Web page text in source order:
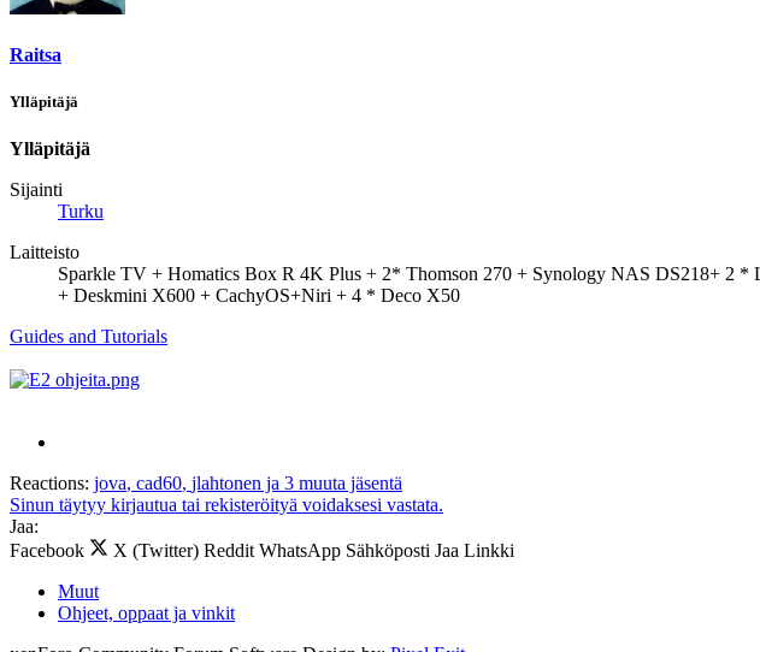
Raitsa
Ylläpitäjä
Ylläpitäjä
Sijainti
Turku
Laitteisto
Sparkle TV + Homatics Box R 4K Plus + 2* Thomson 270 + Synology NAS DS218+ 2
+ Deskmini X600 + CachyOS+Niri + 4 * Deco X50
Guides and Tutorials
Reactions: jova, cad60, jlahtonen ja 3 muuta jäsentä
Sinun täytyy kirjautua tai rekisteröityä voidaksesi vastata.
Jaa:
Facebook
X (Twitter) Reddit WhatsApp Sähköposti Jaa Linkki
Muut
Ohjeet, oppaat ja vinkit